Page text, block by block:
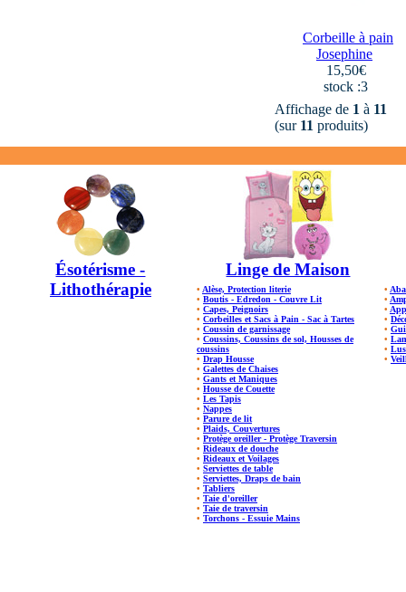
Corbeille à pain
Josephine
15,50€
stock :3
Affichage de 1 à 11
(sur 11 produits)
Ésotérisme -
Lithothérapie
Linge de Maison
• Alèse, Protection literie
• Boutis - Edredon - Couvre Lit
• Capes, Peignoirs
• Corbeilles et Sacs à Pain - Sac à Tartes
• Coussin de garnissage
• Coussins, Coussins de sol, Housses de
coussins
• Drap Housse
• Galettes de Chaises
• Gants et Maniques
• Housse de Couette
• Les Tapis
• Nappes
• Parure de lit
• Plaids, Couvertures
• Protège oreiller - Protège Traversin
• Rideaux de douche
• Rideaux et Voilages
• Serviettes de table
• Serviettes, Draps de bain
• Tabliers
• Taie d'oreiller
• Taie de traversin
• Torchons - Essuie Mains
•
•
•
•
•
•
•
•